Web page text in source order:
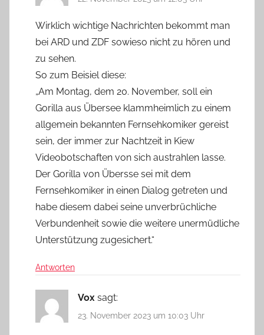
Wirklich wichtige Nachrichten bekommt man
bei ARD und ZDF sowieso nicht zu hören und
zu sehen.
So zum Beisiel diese:
„Am Montag, dem 20. November, soll ein
Gorilla aus Übersee klammheimlich zu einem
allgemein bekannten Fernsehkomiker gereist
sein, der immer zur Nachtzeit in Kiew
Videobotschaften von sich austrahlen lasse.
Der Gorilla von Übersse sei mit dem
Fernsehkomiker in einen Dialog getreten und
habe diesem dabei seine unverbrüchliche
Verbundenheit sowie die weitere unermüdliche
Unterstützung zugesichert.“
Antworten
Vox sagt:
23. November 2023 um 10:03 Uhr